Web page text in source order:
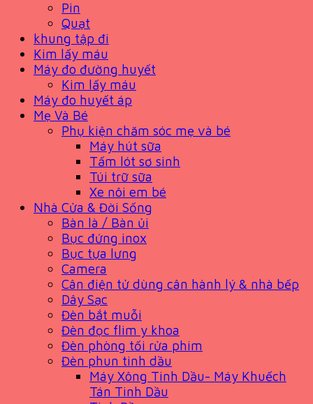
Pin
Quạt
khung tập đi
Kim lấy máu
Máy đo đường huyết
Kim lấy máu
Máy đo huyết áp
Mẹ Và Bé
Phụ kiện chăm sóc mẹ và bé
Máy hút sữa
Tấm lót sơ sinh
Túi trữ sữa
Xe nôi em bé
Nhà Cửa & Đời Sống
Bàn là / Bàn ủi
Bục đứng inox
Bục tựa lưng
Camera
Cân điện tử dùng cân hành lý & nhà bếp
Dây Sạc
Đèn bắt muỗi
Đèn đọc flim y khoa
Đèn phòng tối rửa phim
Đèn phun tinh dầu
Máy Xông Tinh Dầu- Máy Khuếch
Tán Tinh Dầu